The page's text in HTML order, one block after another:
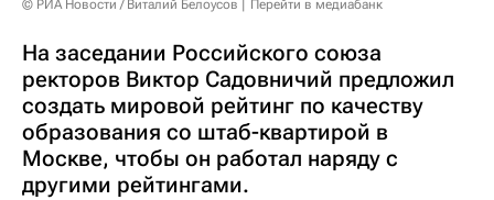
© РИА Новости / Виталий Белоусов Перейти в медиабанк
На заседании Российского союза
ректоров Виктор Садовничий предложил
создать мировой рейтинг по качеству
образования со штаб-квартирой в
Москве, чтобы он работал наряду с
другими рейтингами.